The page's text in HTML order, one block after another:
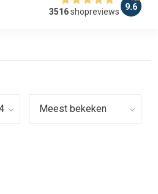
3516shopreviews 9.6